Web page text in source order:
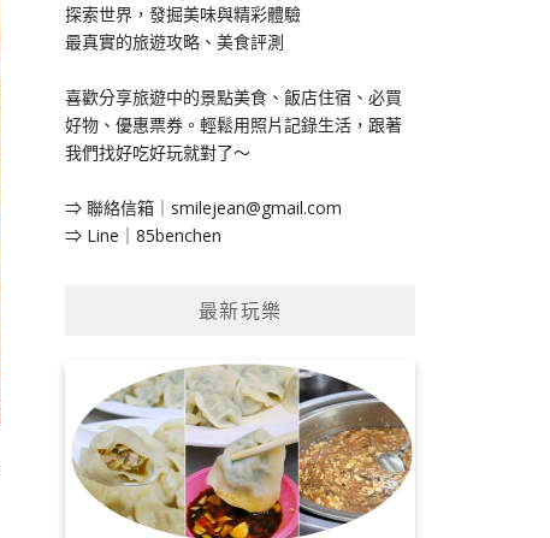
探索世界，發掘美味與精彩體驗
最真實的旅遊攻略、美食評測
喜歡分享旅遊中的景點美食、飯店住宿、必買
好物、優惠票券。輕鬆用照片記錄生活，跟著
我們找好吃好玩就對了～
⇒ 聯絡信箱｜ smilejean@gmail.com
⇒ Line｜85benchen
最新玩樂